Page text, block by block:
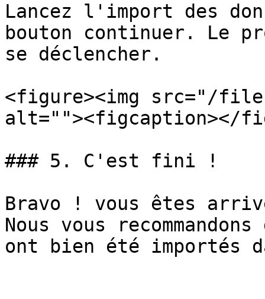
Lancez l'import des
bouton continuer. Le
se déclencher.
<figure><img src="/files/
alt=""><figcaption></
### 5. C'est fini !
Bravo ! vous êtes
Nous vous
ont bien été importés